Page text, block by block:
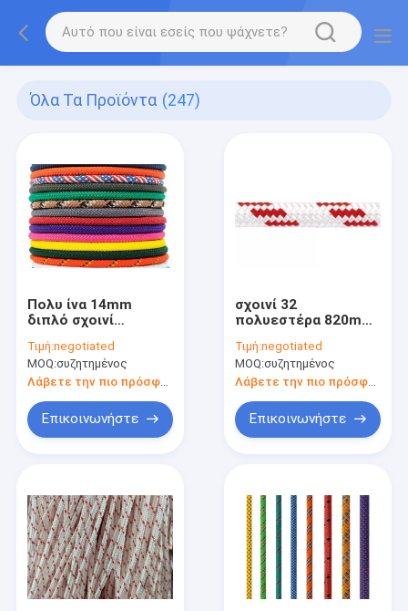
Όλα Τα Προϊόντα (247)
Πολυ ίνα 14mm
διπλό σχοινί
αναρρίχησης βράχου
συνήθειας σχοινιών
πολυεστέρα
πλεξουδών
Τιμή:negotiated
MOQ:συζητημένος
Λάβετε την πιο πρόσφατη τιμή
Επικοινωνήστε
σχοινί 32
πολυεστέρα 820mm
κάλυψη κοτσίδων με
τον πυρήνα 12
κοτσίδων
Τιμή:negotiated
MOQ:συζητημένος
Επικοινωνήστε